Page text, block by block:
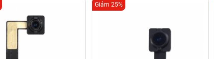
Giảm 25%